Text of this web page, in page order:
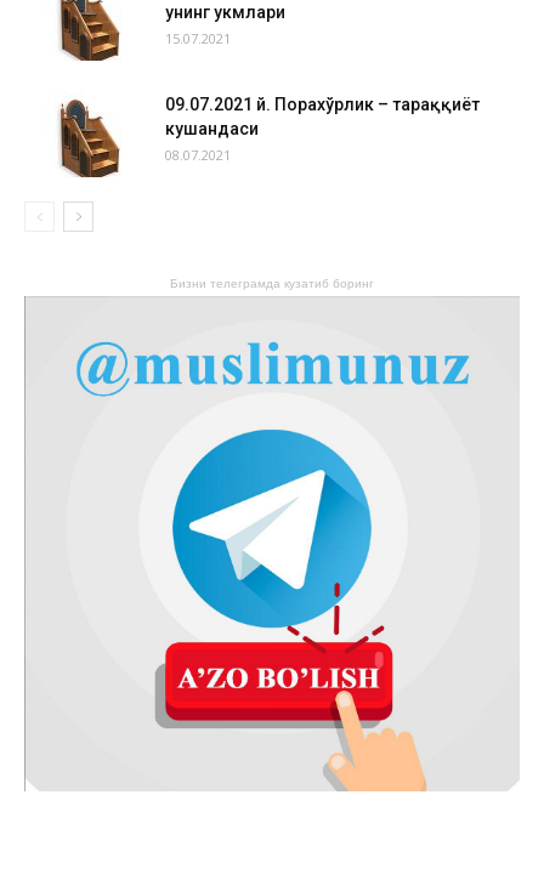
унинг ҳукмлари
15.07.2021
09.07.2021 й. Порахўрлик – тараққиёт
кушандаси
08.07.2021
Бизни телеграмда кузатиб боринг